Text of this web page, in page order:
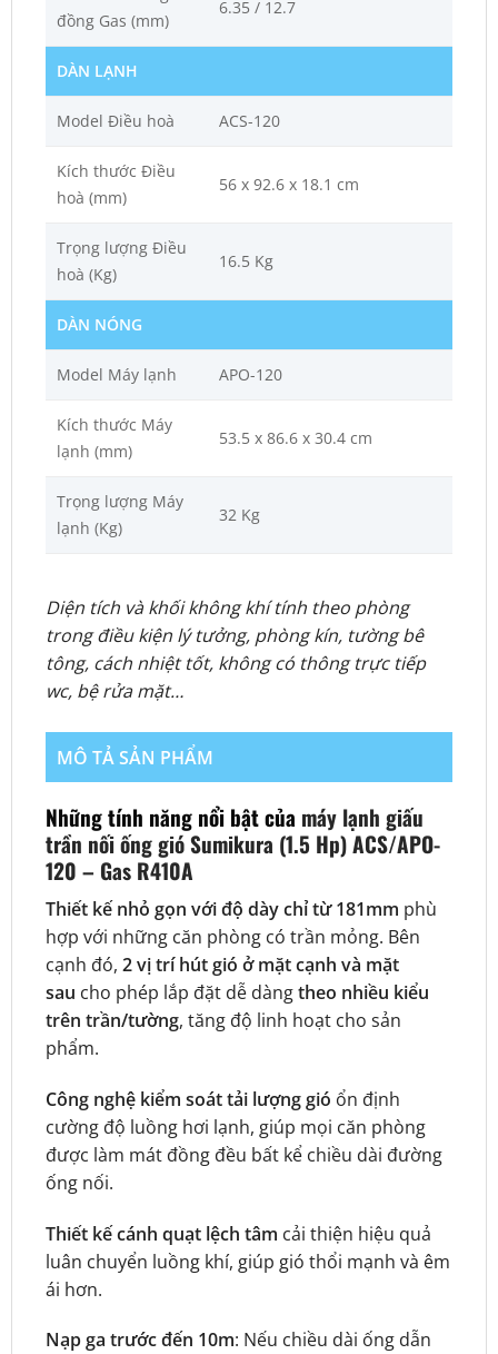
đồng Gas (mm)
6.35 / 12.7
DÀN LẠNH
Model Điều hoà ACS-120
Kích thước Điều
hoà (mm)
56 x 92.6 x 18.1 cm
Trọng lượng Điều
hoà (Kg)
16.5 Kg
DÀN NÓNG
Model Máy lạnh APO-120
Kích thước Máy
lạnh (mm)
53.5 x 86.6 x 30.4 cm
Trọng lượng Máy
lạnh (Kg)
32 Kg
Diện tích và khối không khí tính theo phòng
trong điều kiện lý tưởng, phòng kín, tường bê
tông, cách nhiệt tốt, không có thông trực tiếp
wc, bệ rửa mặt…
MÔ TẢ SẢN PHẨM
Những tính năng nổi bật của máy lạnh giấu
trần nối ống gió Sumikura (1.5 Hp) ACS/APO-
120 – Gas R410A
Thiết kế nhỏ gọn với độ dày chỉ từ 181mm phù
hợp với những căn phòng có trần mỏng. Bên
cạnh đó, 2 vị trí hút gió ở mặt cạnh và mặt
sau cho phép lắp đặt dễ dàngtheo nhiều kiểu
trên trần/tường, tăng độ linh hoạt cho sản
phẩm.
Công nghệ kiểm soát tải lượng gió ổn định
cường độ luồng hơi lạnh, giúp mọi căn phòng
được làm mát đồng đều bất kể chiều dài đường
ống nối.
Thiết kế cánh quạt lệch tâm cải thiện hiệu quả
luân chuyển luồng khí, giúp gió thổi mạnh và êm
ái hơn.
Nạp ga trước đến 10m: Nếu chiều dài ống dẫn